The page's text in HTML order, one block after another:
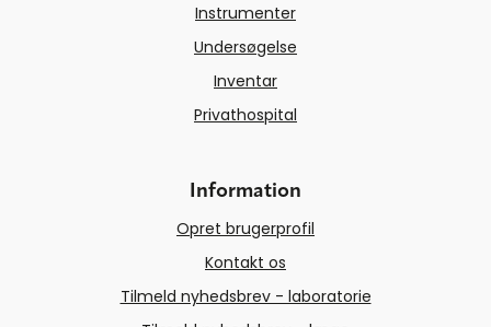
Instrumenter
Undersøgelse
Inventar
Privathospital
Information
Opret brugerprofil
Kontakt os
Tilmeld nyhedsbrev - laboratorie